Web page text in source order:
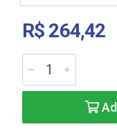
R$ 264,42